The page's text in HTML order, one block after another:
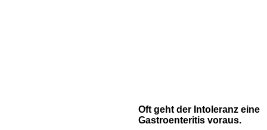
Oft geht der Intoleranz eine
Gastroenteritis voraus.